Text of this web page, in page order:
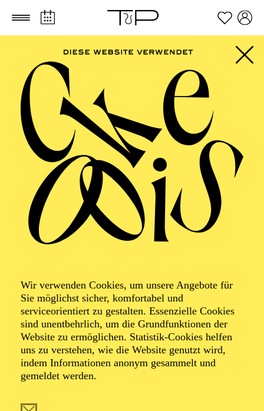
Zum Hauptinhalt springen Zum Footer springen
Wir verwenden Cookies, um unsere Angebote für
Sie möglichst sicher, komfortabel und
serviceorientiert zu gestalten. Essenzielle Cookies
sind unentbehrlich, um die Grundfunktionen der
Website zu ermöglichen. Statistik-Cookies helfen
uns zu verstehen, wie die Website genutzt wird,
indem Informationen anonym gesammelt und
gemeldet werden.
AALTO
MUSIKTHEATER,
AALTO BALLETT
ESSEN
Öffentliche
Theater­führung
Zweistündiger öffentlicher Rundgang durch das Aalto-